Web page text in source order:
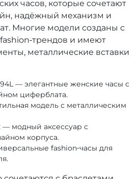
часов, которые сочетают
надёжный механизм и
Многие модели созданы с
и имеют
металлические вставки
— элегантные женские часы с
циферблата.
модель с металлическим
— модный аксессуар с
корпуса.
fashion‑часы для